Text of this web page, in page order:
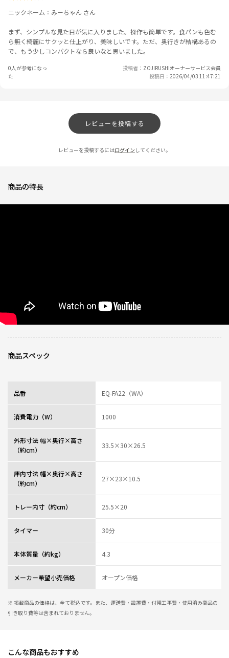
ニックネーム：みーちゃん さん
まず、シンプルな見た目が気に入りました。操作も簡単です。食パンも色む
ら無く綺麗にサクッと仕上がり、美味しいです。ただ、奥行きが結構あるの
で、もう少しコンパクトなら良いなと思いました。
0人が参考になっ
た
投稿者
ZOJIRUSHIオーナーサービス会員
投稿日
2026/04/03 11:47:21
レビューを投稿する
レビューを投稿するにはログイン してください。
商品の特長
商品スペック
品番 EQ-FA22（WA）
消費電力（W） 1000
外形寸法 幅×奥行×高さ
（約cm）
33.5×30×26.5
庫内寸法 幅×奥行×高さ
（約cm）
27×23×10.5
トレー内寸（約cm） 25.5×20
タイマー 30分
本体質量（約kg） 4.3
メーカー希望小売価格 オープン価格
※ 掲載商品の価格は、全て税込です。また、運送費・設置費・付帯工事費・使用済み商品の
引き取り費等は含まれておりません。
こんな商品もおすすめ